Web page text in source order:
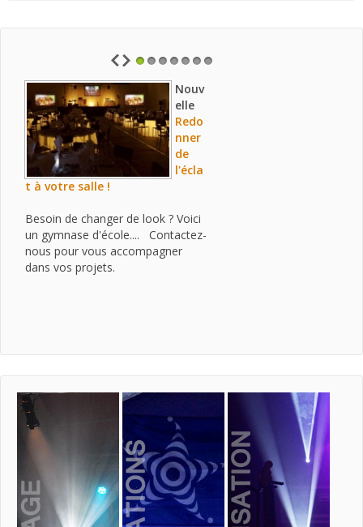
Nouv
elle
Redo
nner
de
l'écla
t à votre salle !
Besoin de changer de look ? Voici
un gymnase d'école.... Contactez-
nous pour vous accompagner
dans vos projets.